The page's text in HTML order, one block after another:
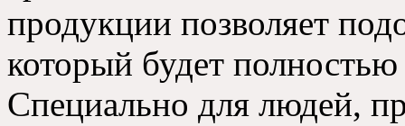
продукции позволяет
который будет полностью
Специально для людей,